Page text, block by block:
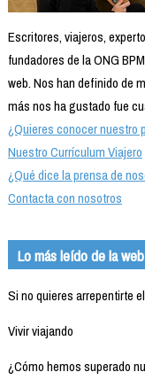
Escritores, viajeros,
fundadores de la ONG
web. Nos han definido de
más nos ha gustado fue
¿Quieres conocer nuestro
Nuestro Currículum Viajero
¿Qué dice la prensa de
Contacta con nosotros
Lo más leído de la web
Si no quieres arrepentirte
Vivir viajando
¿Cómo hemos superado